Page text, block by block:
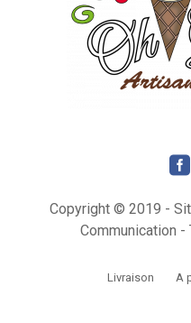
Copyright © 2019 -
Communication
Livraison A